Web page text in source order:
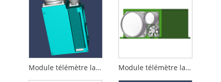
Module télémètre laser 35 km Module télémètre laser 30 km